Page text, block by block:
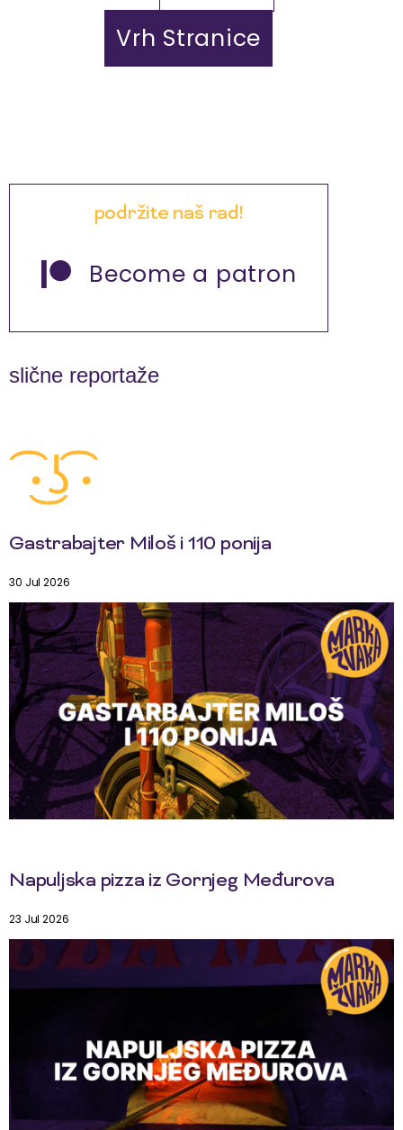
Vrh Stranice
podržite naš rad!
Become a patron
slične reportaže
Gastrabajter Miloš i 110 ponija
30 Jul 2026
Napuljska pizza iz Gornjeg Međurova
23 Jul 2026